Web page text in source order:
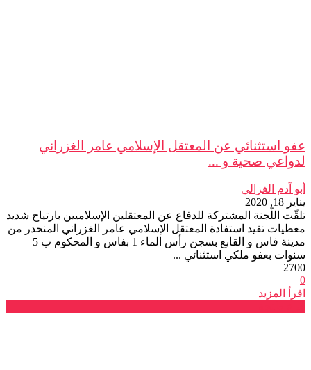
عفو استثنائي عن المعتقل الإسلامي عامر الغزراني
لدواعي صحية و ...
أبو آدم الغزالي
يناير 18, 2020
تلقّت اللّجنة المشتركة للدفاع عن المعتقلين الإسلاميين بارتياح شديد
معطيات تفيد استفادة المعتقل الإسلامي عامر الغزراني المنحدر من
مدينة فاس و القابع بسجن رأس الماء 1 بفاس و المحكوم ب 5
سنوات بعفو ملكي استثنائي ...
2700
0
اقرأ المزيد